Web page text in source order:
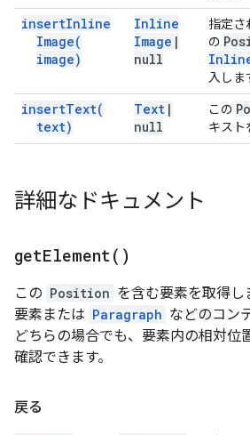
insertInline
Image(
image)
Inline
Image |
null
指定さ
の
入しま
insertText(
text)
Text |
null
この
キスト
詳細なドキュメント
getElement( )
この Position を含む要素を取得し
要素または Paragraph などのコン
どちらの場合でも、要素内の相対位
確認できます。
戻る